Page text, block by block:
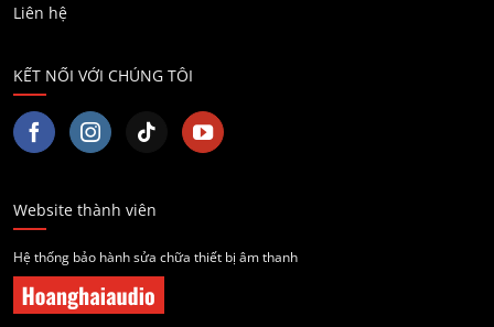
Liên hệ
KẾT NỐI VỚI CHÚNG TÔI
Website thành viên
Hệ thống bảo hành sửa chữa thiết bị âm thanh